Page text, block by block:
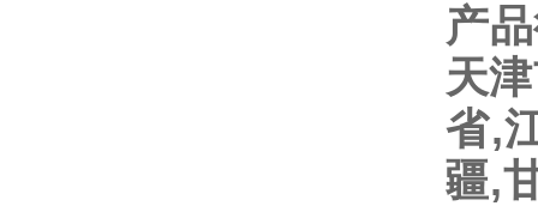
产
天
省,
疆,